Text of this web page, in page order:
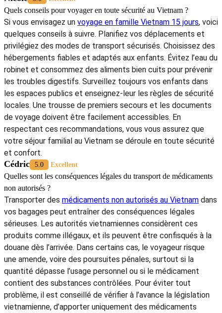
Flexibilité des options de paiement : certaines plateformes
pourraient offrir plus de moyens de paiement internationaux
(cartes étrangères, PayPal, etc.) pour les touristes.
Certes, ces améliorations permettent aux voyageurs de bénéficier
d’une expérience plus fluide et sécurisée lorsqu’ils souhaitent
acheter desmédicaments autorisés en ligne au Vietnam.
En conclusion, acheter desmédicaments autorisés en ligne au
Vietnampeut sembler complexe, mais en s’orientant vers des
pharmacies en ligne fiables au Vietnam, la démarche devient
simple et sécurisée. La vérification des certifications, la consultation
de pharmaciens qualifiés et la transparence des informations sont des
critères indispensables pour garantir des achats sûrs. Si vous avez
des questions ou besoin d’assistance pour organiser vos achats
médicaux, notre agence voyage Vietnam sera à votre disposition
pour vous guider et vous conseiller. En suivant ces
recommandations, vous pourrez profiter pleinement de votre voyage
tout en ayant un accès fiable et sécurisé aux médicaments
nécessaires.
À lire aussi :
>Guide voyage Vietnam
Circuit Hanoi à Ha Giang
>Croisières Baie d'Halong
>Voyage de Luxe Vietnam
5/5 - (1002 Vote)
Nicole 5.0 Excellent
Quels conseils pour voyager en toute sécurité au Vietnam ?
Si vous envisagez unvoyage en famille Vietnam 15 jours, voici
quelques conseils à suivre. Planifiez vos déplacements et